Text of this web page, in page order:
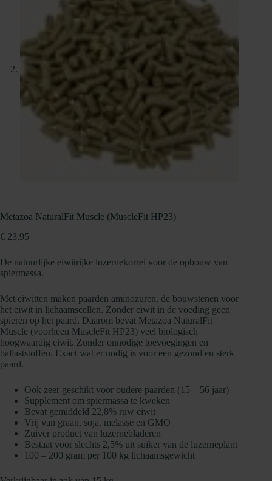
Metazoa NaturalFit Muscle (MuscleFit HP23)
€ 23,95
De natuurlijke eiwitrijke luzernekorrel voor de opbouw van
spiermassa.
Met eiwitten maken paarden aminozuren, de bouwstenen voor
het eiwit in lichaamscellen. Zonder eiwit in de voeding geen
spieren op het paard. Daarom bevat Metazoa NaturalFit
Muscle (voorheen MuscleFit HP23) veel biologisch
hoogwaardig eiwit. Zonder onnodige toevoegingen en
ballaststoffen. Exact wat er nodig is voor een gezond en sterk
paard.
Ook zeer geschikt voor oudere paarden (15 – 56 jaar)
Supplement om spiermassa te kweken
Bevat gemiddeld 22,8% ruw eiwit
Vrij van graan, soja, melasse en GMO
Zuiver product van luzernebladeren
Bestaat voor slechts 2,5% uit suiker van de luzerneplant
100 – 200 gram per 100 kg lichaamsgewicht